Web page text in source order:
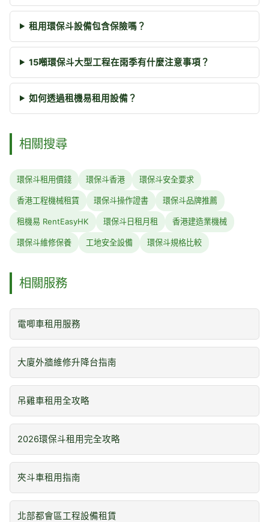
租用環保斗設備包含保險嗎？
15噸環保斗大型工程在雨季有什麼注意事項？
如何透過租機易租用設備？
相關搜尋
環保斗租用價錢 環保斗香港 環保斗安全要求
香港工程機械租賃 環保斗操作證書 環保斗品牌推薦
租機易 RentEasyHK 環保斗日租月租 香港建造業機械
環保斗維修保養 工地安全設備 環保斗規格比較
相關服務
電唧車租用服務
大廈外牆維修升降台指南
吊雞車租用全攻略
2026環保斗租用完全攻略
夾斗車租用指南
北部都會區工程設備租賃